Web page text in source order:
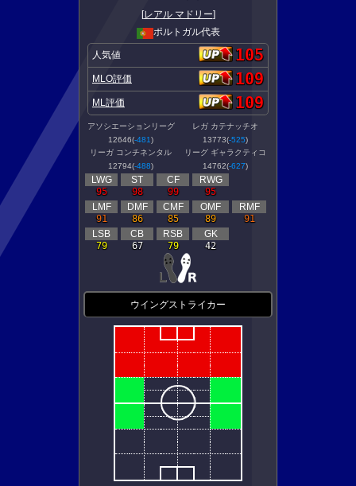
[レアル マドリー]
ポルトガル代表
人気値 105
MLO評価 109
ML評価 109
アソシエーションリーグ
レガ カテナッチオ
12646(-481) 13773(-525)
リーガ コンチネンタル
リーグ ギャラクティコ
12794(-488) 14762(-627)
LWG
95
ST
98
CF
99
RWG
95
LMF
91
DMF
86
CMF
85
OMF
89
RMF
91
LSB
79
CB
67
RSB
79
GK
42
ウイングストライカー